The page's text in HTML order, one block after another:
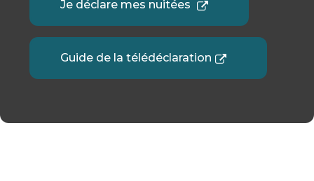
Je déclare mes nuitées
Guide de la télédéclaration